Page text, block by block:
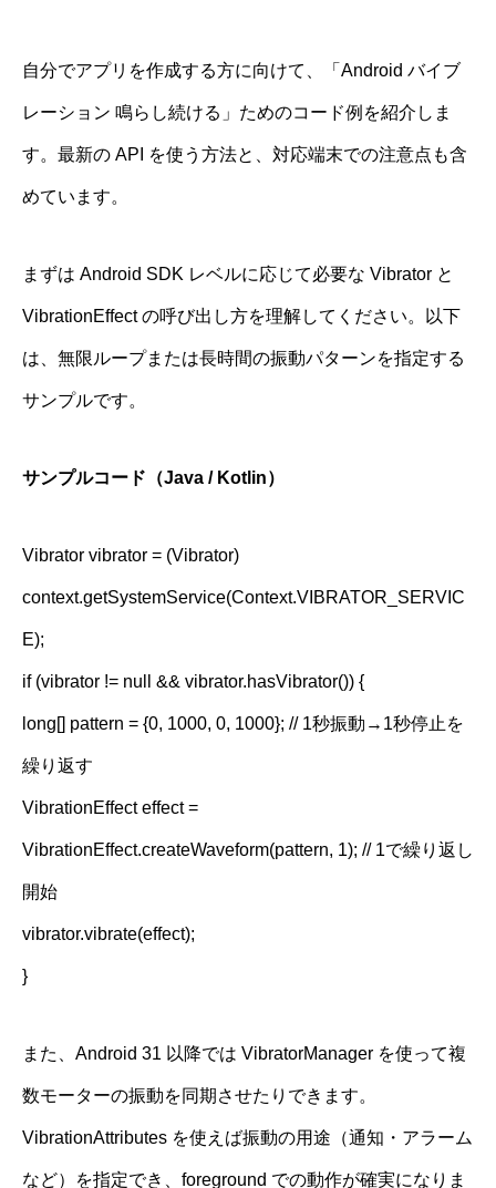
自分でアプリを作成する方に向けて、「Android バイブ
レーション 鳴らし続ける」ためのコード例を紹介しま
す。最新の API を使う方法と、対応端末での注意点も含
めています。
まずは Android SDK レベルに応じて必要な Vibrator と
VibrationEffect の呼び出し方を理解してください。以下
は、無限ループまたは長時間の振動パターンを指定する
サンプルです。
サンプルコード（Java / Kotlin）
Vibrator vibrator = (Vibrator)
context.getSystemService(Context.VIBRATOR_SERVIC
E);
if (vibrator != null && vibrator.hasVibrator()) {
long[] pattern = {0, 1000, 0, 1000}; // 1秒振動→1秒停止を
繰り返す
VibrationEffect effect =
VibrationEffect.createWaveform(pattern, 1); // 1で繰り返し
開始
vibrator.vibrate(effect);
}
また、Android 31 以降では VibratorManager を使って複
数モーターの振動を同期させたりできます。
VibrationAttributes を使えば振動の用途（通知・アラーム
など）を指定でき、foreground での動作が確実になりま